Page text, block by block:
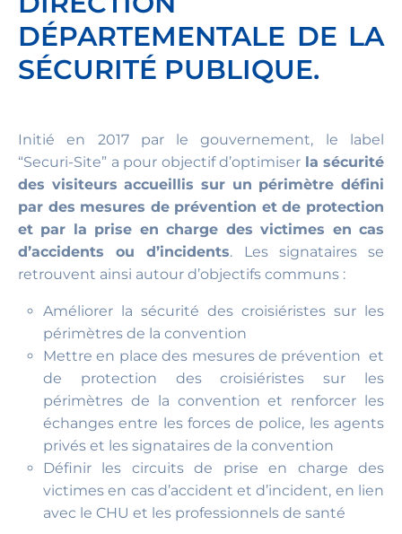
DÉPARTEMENTALE DE LA
SÉCURITÉ PUBLIQUE.
Initié en 2017 par le gouvernement, le label
“Securi-Site” a pour objectif d’optimiser la sécurité
des visiteurs accueillis sur un périmètre défini
par des mesures de prévention et de protection
et par la prise en charge des victimes en cas
d’accidents ou d’incidents. Les signataires se
retrouvent ainsi autour d’objectifs communs :
Améliorer la sécurité des croisiéristes sur les
périmètres de la convention
Mettre en place des mesures de prévention et
de protection des croisiéristes sur les
périmètres de la convention et renforcer les
échanges entre les forces de police, les agents
privés et les signataires de la convention
Définir les circuits de prise en charge des
victimes en cas d’accident et d’incident, en lien
avec le CHU et les professionnels de santé